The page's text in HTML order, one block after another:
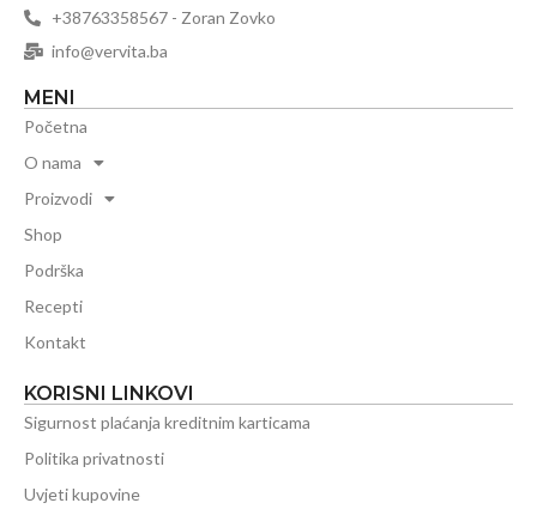
+38763358567 - Zoran Zovko
info@vervita.ba
MENI
Početna
O nama
Proizvodi
Shop
Podrška
Recepti
Kontakt
KORISNI LINKOVI
Sigurnost plaćanja kreditnim karticama
Politika privatnosti
Uvjeti kupovine